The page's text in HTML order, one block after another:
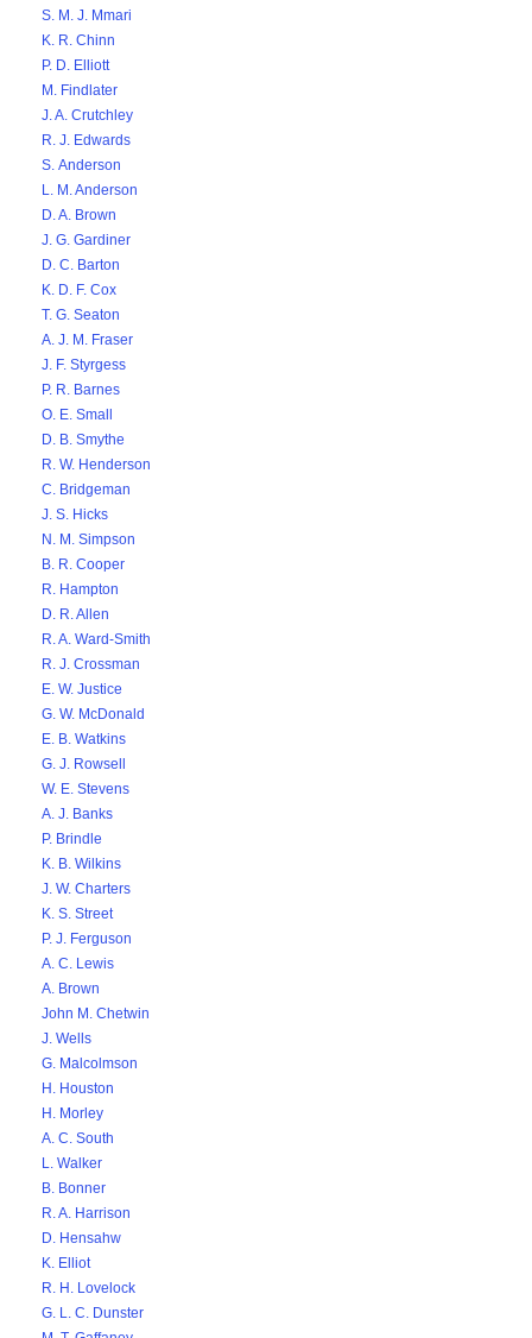
S. M. J. Mmari
K. R. Chinn
P. D. Elliott
M. Findlater
J. A. Crutchley
R. J. Edwards
S. Anderson
L. M. Anderson
D. A. Brown
J. G. Gardiner
D. C. Barton
K. D. F. Cox
T. G. Seaton
A. J. M. Fraser
J. F. Styrgess
P. R. Barnes
O. E. Small
D. B. Smythe
R. W. Henderson
C. Bridgeman
J. S. Hicks
N. M. Simpson
B. R. Cooper
R. Hampton
D. R. Allen
R. A. Ward-Smith
R. J. Crossman
E. W. Justice
G. W. McDonald
E. B. Watkins
G. J. Rowsell
W. E. Stevens
A. J. Banks
P. Brindle
K. B. Wilkins
J. W. Charters
K. S. Street
P. J. Ferguson
A. C. Lewis
A. Brown
John M. Chetwin
J. Wells
G. Malcolmson
H. Houston
H. Morley
A. C. South
L. Walker
B. Bonner
R. A. Harrison
D. Hensahw
K. Elliot
R. H. Lovelock
G. L. C. Dunster